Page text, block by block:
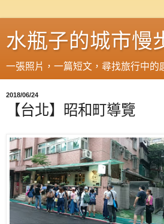
水瓶子的城市慢
一張照片，一篇短文，尋找旅行中的
2018/06/24
【台北】昭和町導覽